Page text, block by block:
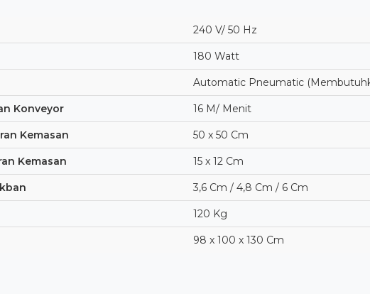
240 V/ 50 Hz
180 Watt
Automatic Pneumatic
Konveyor 16 M/ Menit
Kemasan 50 x 50 Cm
Kemasan 15 x 12 Cm
3,6 Cm / 4,8 Cm / 6 Cm
120 Kg
98 x 100 x 130 Cm